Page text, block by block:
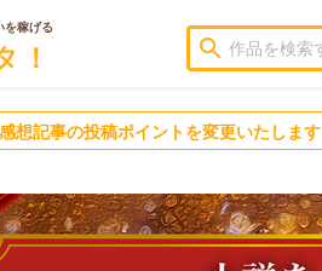
を稼げる
！ search
想記事の投稿ポイントを変更いたします